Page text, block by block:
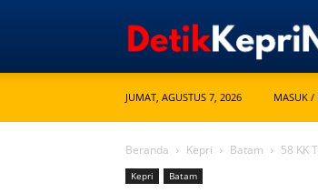
JUMAT, AGUSTUS 7, 2026 MASUK /
Beranda Kepri Batam 58 KK
Kepri Batam